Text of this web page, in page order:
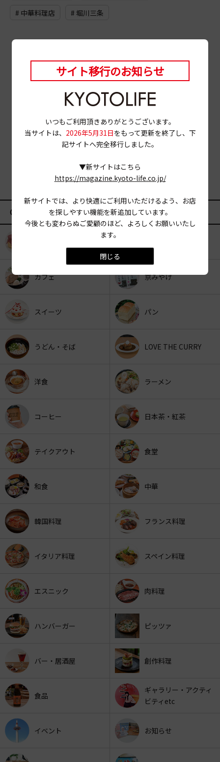
# 中華料理店 # 堀川三条
サイト移行のお知らせ
いつもご利用頂きありがとうございます。
当サイトは、 2026年5月31日をもって更新を終了し、下
記サイトへ完全移行しました。
▼新サイトはこちら
https://magazine.kyoto-life.co.jp/
新サイトでは、より快適にご利用いただけるよう、お店
を探しやすい機能を新追加しています。
今後とも変わらぬご愛顧のほど、よろしくお願いいたし
ます。
閉じる
CATEGORY
カフェ 京みやげ
スイーツ パン
うどん・そば LOVE THE CURRY
洋食 ラーメン
コーヒー 日本茶・紅茶
テイクアウト 食堂
和食 中華
韓国料理 フランス料理
イタリア料理 スペイン料理
エスニック 肉料理
ハンバーガー ピッツァ
バー・居酒屋 創作料理
食品
ギャラリー・アクティ
ビティetc
イベント お知らせ